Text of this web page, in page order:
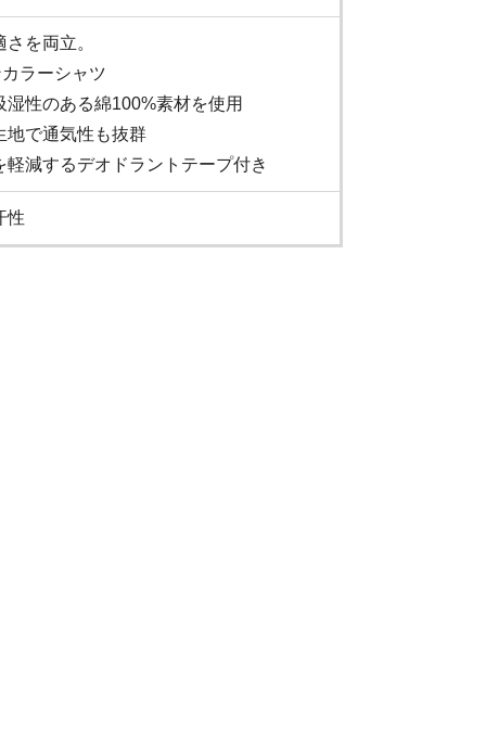
を両立。
ラーシャツ
湿性のある綿100%素材を使用
地で通気性も抜群
軽減するデオドラントテープ付き
性